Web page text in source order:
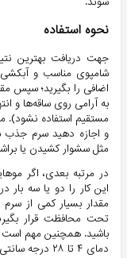
نحوه استفاده
جهت دریافت بهترین
شامپوی مناسب و آبکشی
اضافی را بگیرید؛ سپس
به آرامی روی ساقه‌ها و
مستقیم استفاده نشود).
و اجازه دهید سرم جذب
مثل سشوار کشیدن یا
در مرتبه بعدی، اگر
این کار را دو یا سه
مقدار بسیار کمی از
تحت محافظت قرار
باشید. همچنین مهم است
دمای ‌۴ تا ‌۲۸ درجه سانتی‌گراد نگهداری کنید.